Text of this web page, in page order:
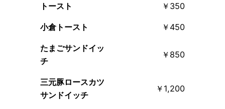
トースト ￥350
小倉トースト ￥450
たまごサンドイッ
チ
￥850
三元豚ロースカツ
サンドイッチ
￥1,200